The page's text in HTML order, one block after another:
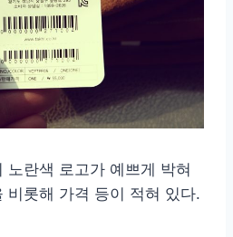
노란색 로고가 예쁘게 박혀
비롯해 가격 등이 적혀 있다.